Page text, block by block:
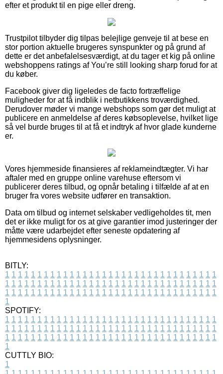
efter et produkt til en pige eller dreng.
Trustpilot tilbyder dig tilpas belejlige genveje til at bese en
stor portion aktuelle brugeres synspunkter og på grund af
dette er det anbefalelsesværdigt, at du tager et kig på online
webshoppens ratings af You’re still looking sharp forud for at
du køber.
Facebook giver dig ligeledes de facto fortræffelige
muligheder for at få indblik i netbutikkens troværdighed.
Derudover møder vi mange webshops som gør det muligt at
publicere en anmeldelse af deres købsoplevelse, hvilket lige
så vel burde bruges til at få et indtryk af hvor glade kunderne
er.
Vores hjemmeside finansieres af reklameindtægter. Vi har
aftaler med en gruppe online varehuse eftersom vi
publicerer deres tilbud, og opnår betaling i tilfælde af at en
bruger fra vores website udfører en transaktion.
Data om tilbud og internet selskaber vedligeholdes tit, men
det er ikke muligt for os at give garantier imod justeringer der
måtte være udarbejdet efter seneste opdatering af
hjemmesidens oplysninger.
BITLY:
1 1 1 1 1 1 1 1 1 1 1 1 1 1 1 1 1 1 1 1 1 1 1 1 1 1 1 1 1 1 1 1 1
1 1 1 1 1 1 1 1 1 1 1 1 1 1 1 1 1 1 1 1 1 1 1 1 1 1 1 1 1 1 1 1 1
1 1 1 1 1 1 1 1 1 1 1 1 1 1 1 1 1 1 1 1 1 1 1 1 1 1 1 1 1 1 1 1 1
1
SPOTIFY:
1 1 1 1 1 1 1 1 1 1 1 1 1 1 1 1 1 1 1 1 1 1 1 1 1 1 1 1 1 1 1 1 1
1 1 1 1 1 1 1 1 1 1 1 1 1 1 1 1 1 1 1 1 1 1 1 1 1 1 1 1 1 1 1 1 1
1 1 1 1 1 1 1 1 1 1 1 1 1 1 1 1 1 1 1 1 1 1 1 1 1 1 1 1 1 1 1 1 1
1
CUTTLY BIO:
1